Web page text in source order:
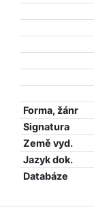
Forma, žánr
Signatura
Země vyd.
Jazyk dok.
Databáze